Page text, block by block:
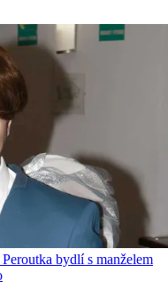
bydlí s manželem